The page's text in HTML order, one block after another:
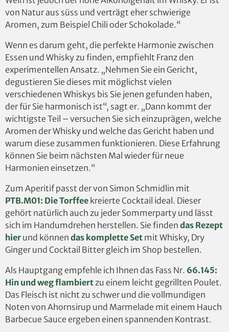
von Natur aus süss und verträgt eher schwierige
Aromen, zum Beispiel Chili oder Schokolade.“
Wenn es darum geht, die perfekte Harmonie zwischen
Essen und Whisky zu finden, empfiehlt Franz den
experimentellen Ansatz. „Nehmen Sie ein Gericht,
degustieren Sie dieses mit möglichst vielen
verschiedenen Whiskys bis Sie jenen gefunden haben,
der für Sie harmonisch ist“, sagt er. „Dann kommt der
wichtigste Teil – versuchen Sie sich einzuprägen, welche
Aromen der Whisky und welche das Gericht haben und
warum diese zusammen funktionieren. Diese Erfahrung
können Sie beim nächsten Mal wieder für neue
Harmonien einsetzen.“
Zum Aperitif passt der von Simon Schmidlin mit
PTB.M01: Die Torffee kreierte Cocktail ideal. Dieser
gehört natürlich auch zu jeder Sommerparty und lässt
sich im Handumdrehen herstellen. Sie finden das Rezept
hier und können das komplette Set mit Whisky, Dry
Ginger und Cocktail Bitter gleich im Shop bestellen.
Als Hauptgang empfehle ich Ihnen das Fass Nr. 66.145:
Hin und weg flambiertzu einem leicht gegrillten Poulet.
Das Fleisch ist nicht zu schwer und die vollmundigen
Noten von Ahornsirup und Marmelade mit einem Hauch
Barbecue Sauce ergeben einen spannenden Kontrast.